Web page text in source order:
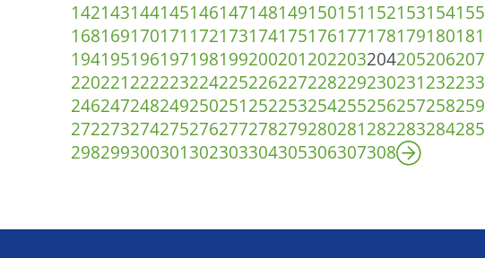
142143144145146147148149150151 152153154155
168169170171 172173174175176177178179180181
194195196197198199200201202203204205206207
220221222223224225226227228229230231232233
246247248249250251252253254255256257258259
272273274275276277278279280281282283284285
298299300301302303304305306307308